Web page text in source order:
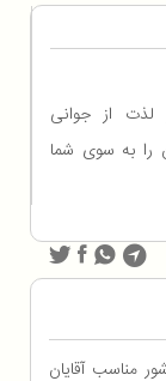
لذت از جوانی
را به سوی شما
مناسب آقایان